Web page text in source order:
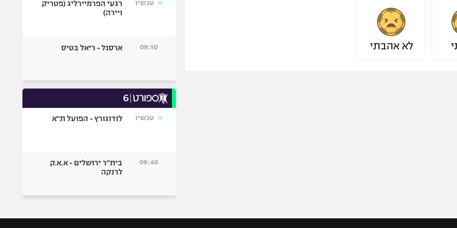
לא אהבתי
עכשיו
רגעי הפרמיירליג (פטריק
ויירה)
09:10 ארסנל - ריאל בטיס
עכשיו לודוגורץ - הפועל ת"א
09:40
בית"ר ירושלים - א.א.ק
לרנקה